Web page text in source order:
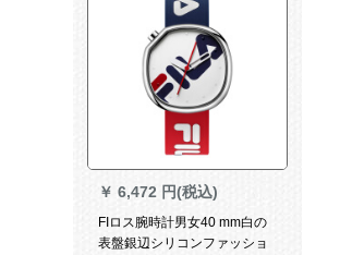
￥ 6,472 円(税込)
FIロス腕時計男女40 mm白の
表盤銀辺シリコンファッショ